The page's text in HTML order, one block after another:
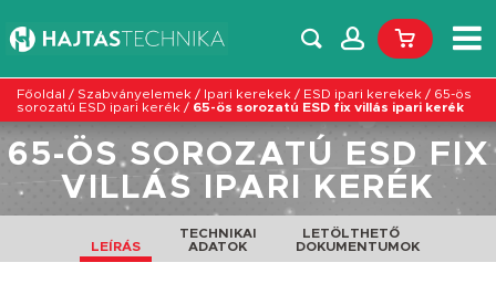
Főoldal / Szabványelemek / Ipari kerekek / ESD ipari kerekek / 65-ös
sorozatú ESD ipari kerék / 65-ös sorozatú ESD fix villás ipari kerék
65-ÖS SOROZATÚ ESD FIX
VILLÁS IPARI KERÉK
LEÍRÁS
TECHNIKAI
ADATOK
LETÖLTHETŐ
DOKUMENTUMOK